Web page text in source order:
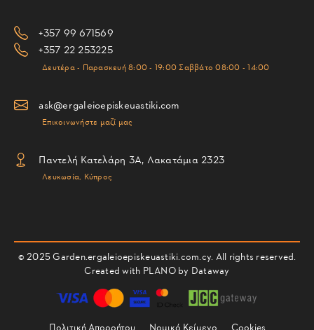
+357 99 671569
+357 22 253225
Δευτέρα - Παρασκευή 8:00 - 19:00 Σαββάτο 08:00 - 14:00
ask@ergaleioepiskeuastiki.com
Επικοινωνήστε μαζί μας
Παντελή Κατελάρη 3Α, Λακατάμια 2323
Λευκωσία, Κύπρος
© 2025 Garden.ergaleioepiskeuastiki.com.cy. All rights reserved.
Created with PLANO by Dataway
Πολιτική Απορρήτου Νομικό Κείμενο Cookies